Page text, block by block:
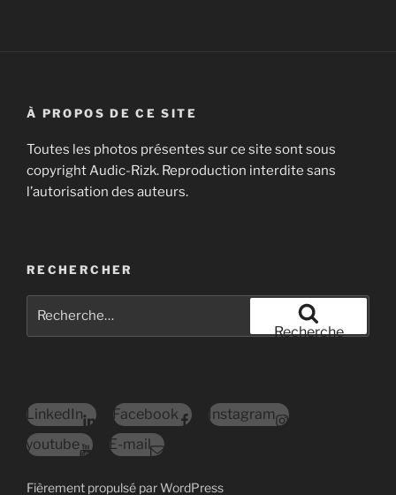
À PROPOS DE CE SITE
Toutes les photos présentes sur ce site sont sous
copyright Audic-Rizk. Reproduction interdite sans
l’autorisation des auteurs.
RECHERCHER
Recherche
LinkedIn Facebook
Instagram
youtube
E-mail
Fièrement propulsé par WordPress